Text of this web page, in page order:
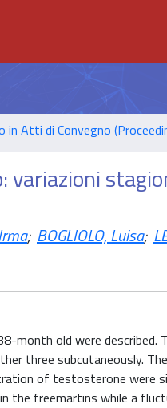
in Atti di Convegno
variazioni
; BOGLIOLO, Luisa;
month old were
three subcutaneously.
of testosterone were
freemartins while a